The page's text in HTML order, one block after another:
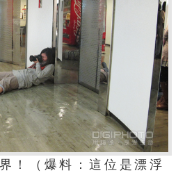
！（爆料：這位是漂浮